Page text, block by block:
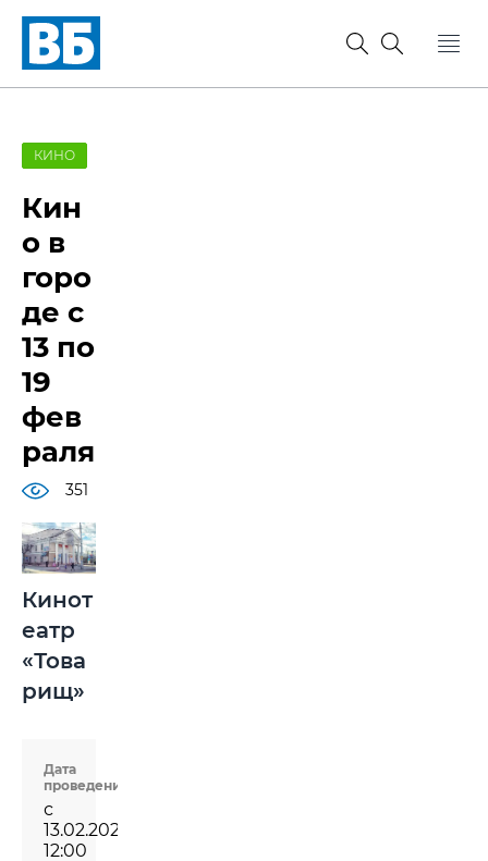
КИНО
Кин
о в
горо
де с
13 по
19
фев
раля
351
Кинот
еатр
«Това
рищ»
Дата
проведения
с
13.02.2025
12:00